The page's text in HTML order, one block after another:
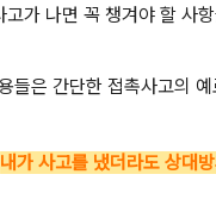
가 나면 꼭 챙겨야 할 사
들은 간단한 접촉사고의
내가 사고를 냈더라도 상대